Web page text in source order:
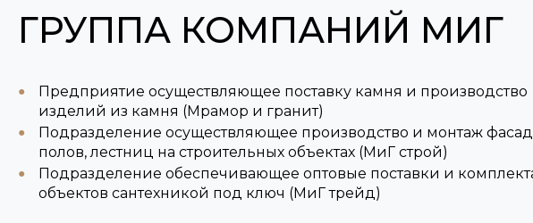
ГРУППА КОМПАНИЙ МИГ
Предприятие осуществляющее поставку камня и производство
изделий из камня (Мрамор и гранит)
Подразделение осуществляющее производство и монтаж
полов, лестниц на строительных объектах (МиГ строй)
Подразделение обеспечивающее оптовые поставки и
объектов сантехникой под ключ (МиГ трейд)